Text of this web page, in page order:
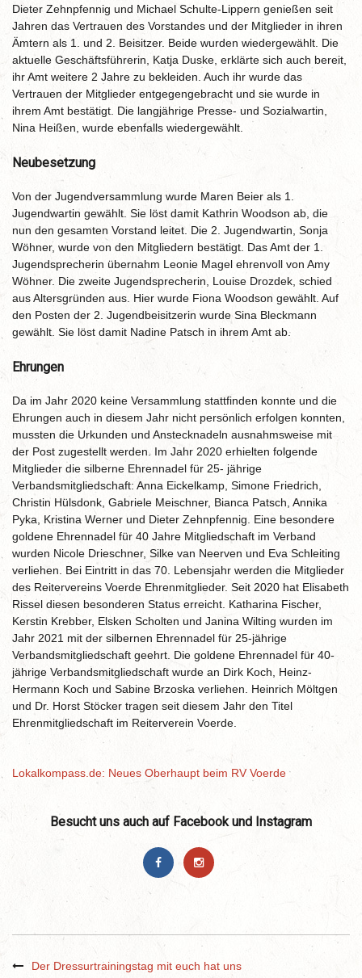
Dieter Zehnpfennig und Michael Schulte-Lippern genießen seit
Jahren das Vertrauen des Vorstandes und der Mitglieder in ihren
Ämtern als 1. und 2. Beisitzer. Beide wurden wiedergewählt. Die
aktuelle Geschäftsführerin, Katja Duske, erklärte sich auch bereit,
ihr Amt weitere 2 Jahre zu bekleiden. Auch ihr wurde das
Vertrauen der Mitglieder entgegengebracht und sie wurde in
ihrem Amt bestätigt. Die langjährige Presse- und Sozialwartin,
Nina Heißen, wurde ebenfalls wiedergewählt.
Neubesetzung
Von der Jugendversammlung wurde Maren Beier als 1.
Jugendwartin gewählt. Sie löst damit Kathrin Woodson ab, die
nun den gesamten Vorstand leitet. Die 2. Jugendwartin, Sonja
Wöhner, wurde von den Mitgliedern bestätigt. Das Amt der 1.
Jugendsprecherin übernahm Leonie Magel ehrenvoll von Amy
Wöhner. Die zweite Jugendsprecherin, Louise Drozdek, schied
aus Altersgründen aus. Hier wurde Fiona Woodson gewählt. Auf
den Posten der 2. Jugendbeisitzerin wurde Sina Bleckmann
gewählt. Sie löst damit Nadine Patsch in ihrem Amt ab.
Ehrungen
Da im Jahr 2020 keine Versammlung stattfinden konnte und die
Ehrungen auch in diesem Jahr nicht persönlich erfolgen konnten,
mussten die Urkunden und Anstecknadeln ausnahmsweise mit
der Post zugestellt werden. Im Jahr 2020 erhielten folgende
Mitglieder die silberne Ehrennadel für 25- jährige
Verbandsmitgliedschaft: Anna Eickelkamp, Simone Friedrich,
Christin Hülsdonk, Gabriele Meischner, Bianca Patsch, Annika
Pyka, Kristina Werner und Dieter Zehnpfennig. Eine besondere
goldene Ehrennadel für 40 Jahre Mitgliedschaft im Verband
wurden Nicole Drieschner, Silke van Neerven und Eva Schleiting
verliehen. Bei Eintritt in das 70. Lebensjahr werden die Mitglieder
des Reitervereins Voerde Ehrenmitglieder. Seit 2020 hat Elisabeth
Rissel diesen besonderen Status erreicht. Katharina Fischer,
Kerstin Krebber, Elsken Scholten und Janina Wilting wurden im
Jahr 2021 mit der silbernen Ehrennadel für 25-jährige
Verbandsmitgliedschaft geehrt. Die goldene Ehrennadel für 40-
jährige Verbandsmitgliedschaft wurde an Dirk Koch, Heinz-
Hermann Koch und Sabine Brzoska verliehen. Heinrich Möltgen
und Dr. Horst Stöcker tragen seit diesem Jahr den Titel
Ehrenmitgliedschaft im Reiterverein Voerde.
Lokalkompass.de: Neues Oberhaupt beim RV Voerde
Besucht uns auch auf Facebook und Instagram
Der Dressurtrainingstag mit euch hat uns